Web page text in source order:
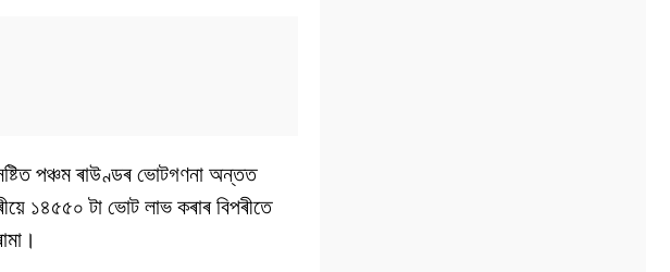
পঞ্চম ৰাউণ্ডৰ ভোটগণনা অন্তত
১৪৫৫০ টা ভোট লাভ কৰাৰ বিপৰীতে